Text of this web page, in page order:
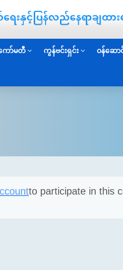
ော်မတီ ကွန်ဗင်းရှင်း ဝန်ဆော
to participate in this